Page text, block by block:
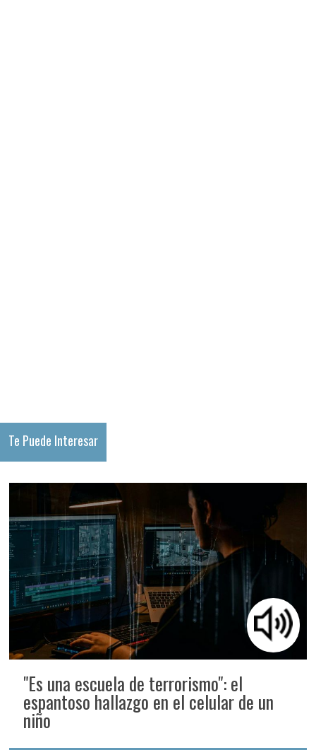
Te Puede Interesar
"Es una escuela de terrorismo": el
espantoso hallazgo en el celular de un
niño